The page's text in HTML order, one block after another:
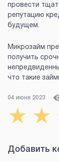
провести
репутацию
будущем.
Микрозайм
получить
что такие
04 июня 2023
★ ★
Добавить